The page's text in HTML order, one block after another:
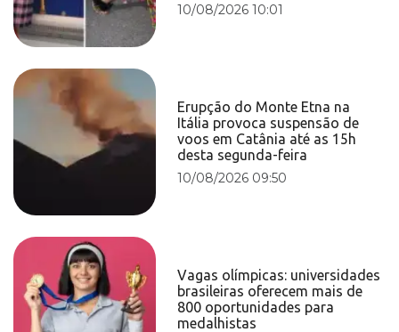
10/08/2026 10:01
Erupção do Monte Etna na
Itália provoca suspensão de
voos em Catânia até as 15h
desta segunda-feira
10/08/2026 09:50
Vagas olímpicas: universidades
brasileiras oferecem mais de
800 oportunidades para
medalhistas